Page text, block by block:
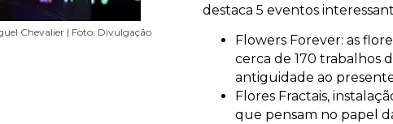
Divulgação
Chevalier | Foto: Divulgação
nórdico | Foto: Divulgação
Divulgação
destaca 5 eventos
Flowers Forever: as
cerca de 170 trabalhos
antiguidade ao
Flores Fractais,
que pensam no papel